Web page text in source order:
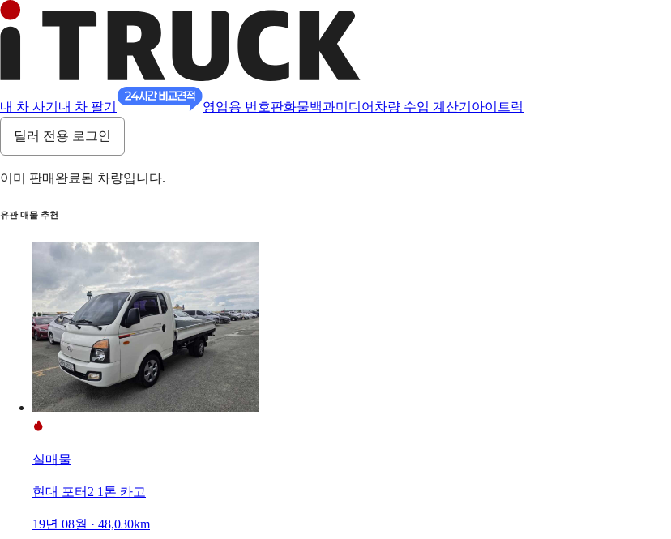
내 차 사기 내 차 팔기 영업용 번호판화물백과미디어 차량 수입 계산기 아이트럭
딜러 전용 로그인
이미 판매완료된 차량입니다.
유관 매물 추천
실매물
현대 포터2 1톤 카고
19년 08월 · 48,030km